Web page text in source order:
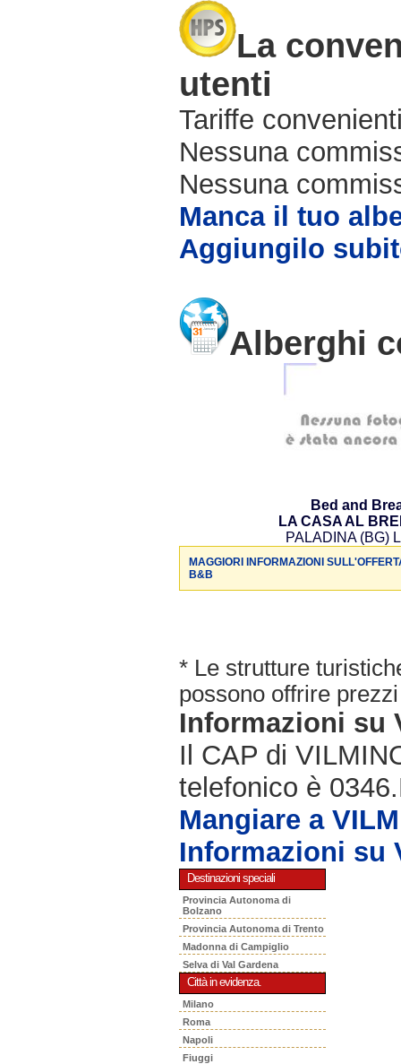
La
utenti
Tariffe
Nessuna
Nessuna
Manca il tuo
Aggiungilo
Alberghi
Bed and
LA CASA AL
PALADINA (BG)
MAGGIORI INFORMAZIONI
B&B
* Le strutture
possono offrire
Informazioni su
Il CAP di
telefonico è
Mangiare a
Informazioni su
Destinazioni speciali
Provincia Autonoma di
Bolzano
Provincia Autonoma di Trento
Madonna di Campiglio
Selva di Val Gardena
Città in evidenza.
Milano
Roma
Napoli
Fiuggi